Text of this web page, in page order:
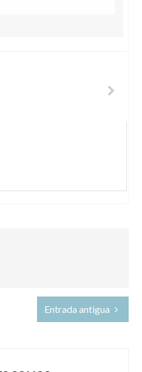
Entrada antigua